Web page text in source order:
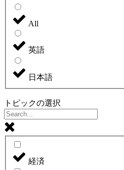
All
英語
日本語
トピックの選択
経済